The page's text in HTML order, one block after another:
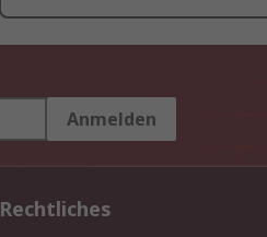
Anmelden
Rechtliches